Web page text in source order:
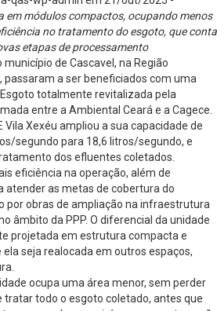
em módulos compactos, ocupando menos
no tratamento do esgoto, que conta
etapas de processamento
de Cascavel, na Região
passaram a ser beneficiados com uma
totalmente revitalizada pela
entre a Ambiental Ceará e a Cagece.
Vila Xexéu ampliou a sua capacidade de
segundo para 18,6 litros/segundo, e
dos efluentes coletados.
eficiência na operação, além de
atender as metas de cobertura do
por obras de ampliação na infraestrutura
âmbito da PPP. O diferencial da unidade
projetada em estrutura compacta e
seja realocada em outros espaços,
ocupa uma área menor, sem perder
tratar todo o esgoto coletado, antes que